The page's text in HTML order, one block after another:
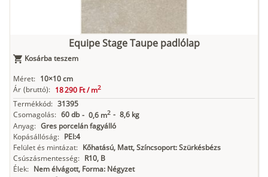
Equipe Stage Taupe padlólap
Kosárba teszem
Méret: 10×10 cm
Ár (bruttó): 18 290 Ft /m2
Termékkód: 31395
Csomagolás: 60 db - 0,6 m2 - 8,6 kg
Anyag: Gres porcelán fagyálló
Kopásállóság: PEI:4
Felület és mintázat: Kőhatású, Matt, Színcsoport: Szürkésbézs
Csúszásmentesség: R10, B
Élek: Nem élvágott, Forma: Négyzet